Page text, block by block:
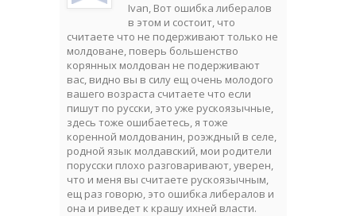
Ivan, Вот ошибка либералов
в этом и состоит, что
считаете что не подерживают только не
молдоване, поверь большенство
корянных молдован не подерживают
вас, видно вы в силу ещ очень молодого
вашего возраста считаете что если
пишут по русски, это уже рускоязычные,
здесь тоже ошибаетесь, я тоже
коренной молдованин, роэждный в селе,
родной язык молдавский, мои родители
порусски плохо разговаривают, уверен,
что и меня вы считаете рускоязычным,
ещ раз говорю, это ошибка либералов и
она и риведет к крашу ихней власти.